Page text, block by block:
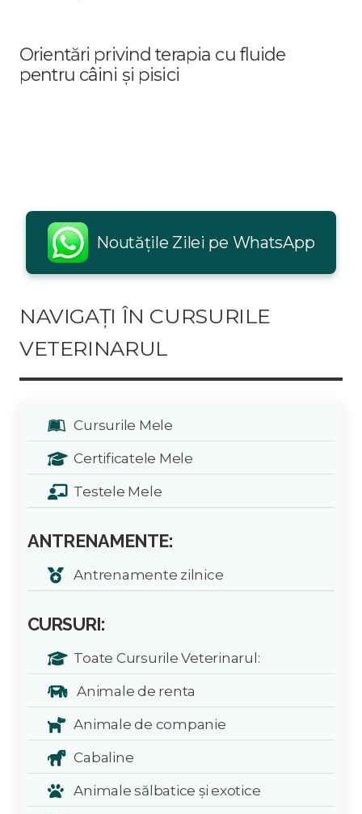
Orientări privind terapia cu fluide
pentru câini și pisici
Noutățile Zilei pe WhatsApp
NAVIGAȚI ÎN CURSURILE
VETERINARUL
Cursurile Mele
Certificatele Mele
Testele Mele
ANTRENAMENTE:
Antrenamente zilnice
CURSURI:
Toate Cursurile Veterinarul:
Animale de renta
Animale de companie
Cabaline
Animale sălbatice și exotice